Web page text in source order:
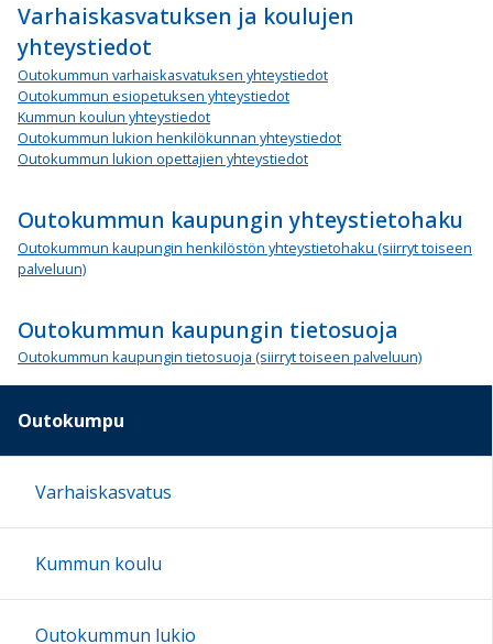
Varhaiskasvatuksen ja koulujen
yhteystiedot
Outokummun varhaiskasvatuksen yhteystiedot
Outokummun esiopetuksen yhteystiedot
Kummun koulun yhteystiedot
Outokummun lukion henkilökunnan yhteystiedot
Outokummun lukion opettajien yhteystiedot
Outokummun kaupungin yhteystietohaku
Outokummun kaupungin henkilöstön yhteystietohaku (siirryt toiseen
palveluun)
Outokummun kaupungin tietosuoja
Outokummun kaupungin tietosuoja (siirryt toiseen palveluun)
Outokumpu
Varhaiskasvatus
Kummun koulu
Outokummun lukio